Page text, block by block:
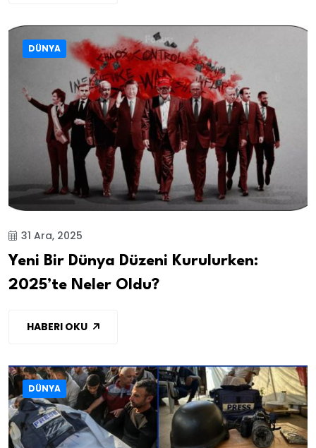
DÜNYA
31 Ara, 2025
Yeni Bir Dünya Düzeni Kurulurken:
2025’te Neler Oldu?
HABERI OKU
DÜNYA